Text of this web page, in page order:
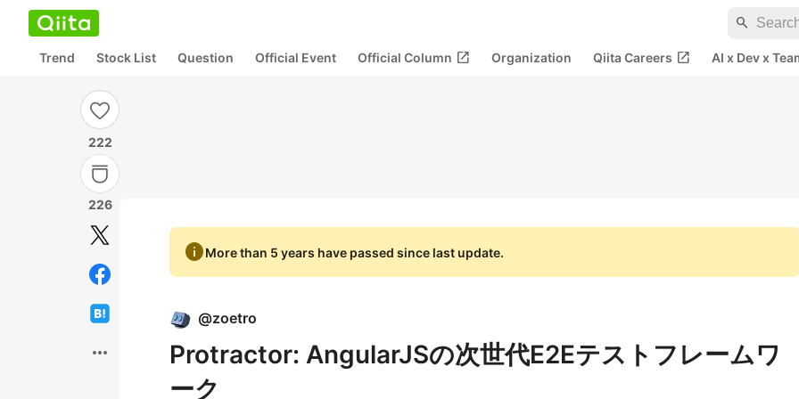
search
Trend Stock List Question Official Event Official Column open_in_new Organization Qiita Careers open_in_new AI x Dev x
222
226
more_horiz
infoMore than 5 years have passed since last update.
@zoetro
Protractor: AngularJSの次世代E2Eテストフレームワ
ーク